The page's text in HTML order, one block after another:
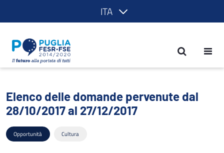
ITA
Elenco delle domande pervenute dal
Elenco delle domande pervenute dal
28/10/2017 al 27/12/2017
Opportunità Cultura